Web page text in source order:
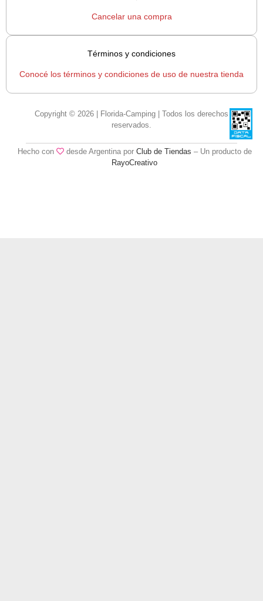
Cancelar una compra
Términos y condiciones
Conocé los términos y condiciones de uso de nuestra tienda
Copyright © 2026 | Florida-Camping | Todos los derechos
reservados.
Hecho con desde Argentina por Club de Tiendas – Un producto de
RayoCreativo